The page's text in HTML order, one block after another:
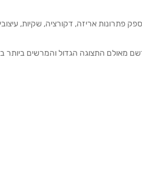
פתרונות אריזה, דקורציה, שקיות,